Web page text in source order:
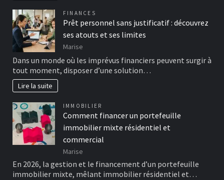
FINANCES
Prêt personnel sans justificatif : découvrez
ses atouts et ses limites
Marise
Dans un monde où les imprévus financiers peuvent surgir à
tout moment, disposer d’une solution…
Lire la suite
IMMOBILIER
Comment financer un portefeuille
immobilier mixte résidentiel et
commercial
Marise
En 2026, la gestion et le financement d’un portefeuille
immobilier mixte, mêlant immobilier résidentiel et…